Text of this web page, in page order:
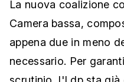
La nuova coalizione
Camera bassa,
appena due in meno
necessario. Per